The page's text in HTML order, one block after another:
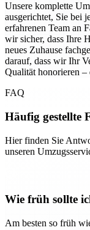
Unsere komplette
ausgerichtet, Sie bei
erfahrenen Team an
wir sicher, dass Ihre
neues Zuhause
darauf, dass wir Ihr
Qualität honorieren
FAQ
Häufig gestellte
Hier finden Sie
unseren
Wie früh sollte
Am besten so früh